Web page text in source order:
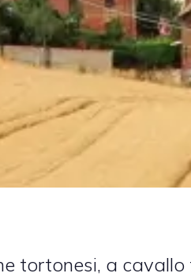
tortonesi, a